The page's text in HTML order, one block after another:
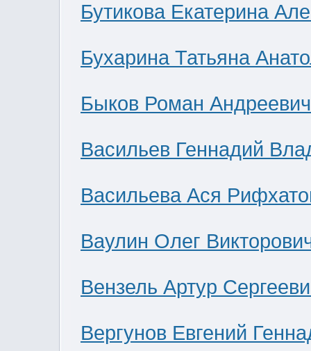
Бутикова Екатерина
Бухарина Татьяна
Быков Роман Андреевич
Васильев Геннадий
Васильева Ася
Ваулин Олег
Вензель Артур
Вергунов Евгений